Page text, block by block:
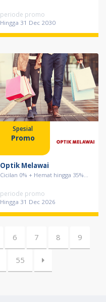
periode promo
Hingga 31 Dec 2030
Spesial
Promo
Optik Melawai
Cicilan 0% + Hemat hingga 35%...
periode promo
Hingga 31 Dec 2026
6 7 8 9
55